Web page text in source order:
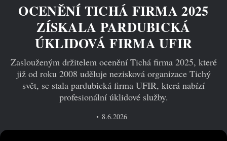
OCENĚNÍ TICHÁ FIRMA 2025
ZÍSKALA PARDUBICKÁ
ÚKLIDOVÁ FIRMA UFIR
Zaslouženým držitelem ocenění Tichá firma 2025, které
již od roku 2008 uděluje nezisková organizace Tichý
svět, se stala pardubická firma UFIR, která nabízí
profesionální úklidové služby.
8.6.2026